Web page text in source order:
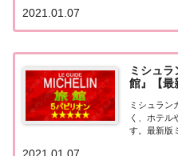
をまとめ
ングなどで
2021.01.07
ミシュ
館』【最
ミシュラン
く、ホテル
す。最新版